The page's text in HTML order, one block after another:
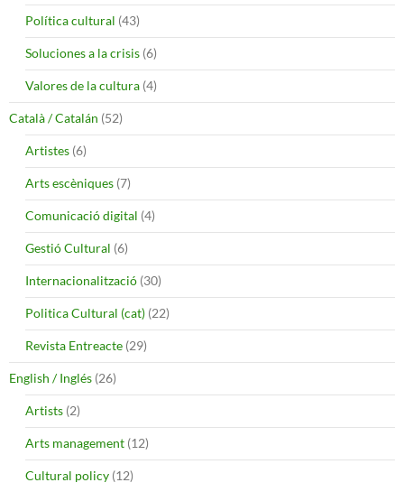
Política cultural (43)
Soluciones a la crisis (6)
Valores de la cultura (4)
Català / Catalán (52)
Artistes (6)
Arts escèniques (7)
Comunicació digital (4)
Gestió Cultural (6)
Internacionalització (30)
Politica Cultural (cat) (22)
Revista Entreacte (29)
English / Inglés (26)
Artists (2)
Arts management (12)
Cultural policy (12)